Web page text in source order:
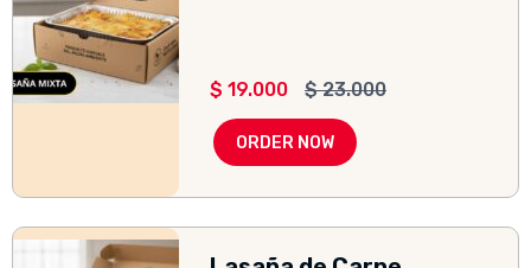
$ 19.000 $23.000
ORDER NOW